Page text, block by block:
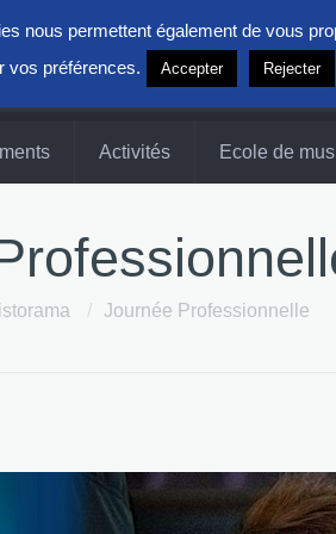
Activités Ecole de
/ Journée Professionnelle
nous permettent également de vous
vos préférences.
Accepter Rejecter